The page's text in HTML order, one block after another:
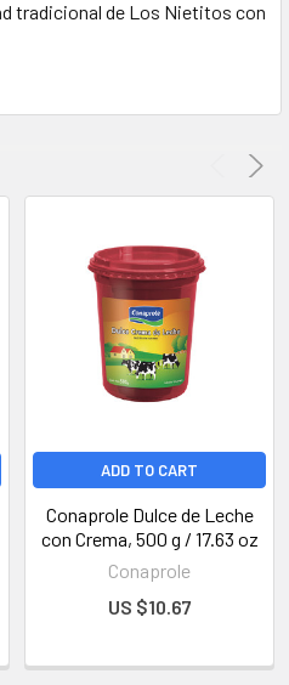
tradicional de Los Nietitos con
ADD TO CART
Conaprole Dulce de Leche
con Crema, 500 g / 17.63 oz
Conaprole
US $10.67